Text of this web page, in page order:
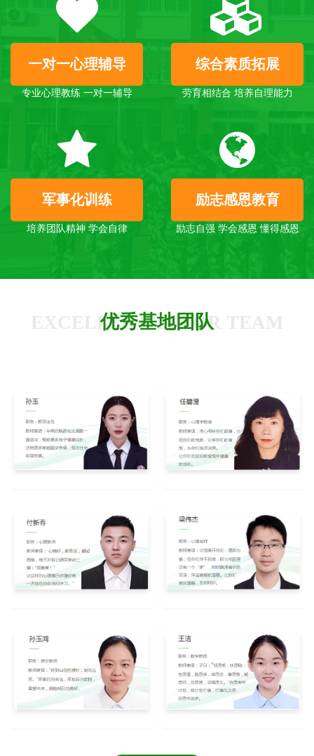
一对一心理辅导
专业心理教练 一对一辅导
综合素质拓展
劳育相结合 培养自理能力
军事化训练
培养团队精神 学会自律
励志感恩教育
励志自强 学会感恩 懂得感恩
EXCELLENT TUTOR TEAM
优秀基地团队